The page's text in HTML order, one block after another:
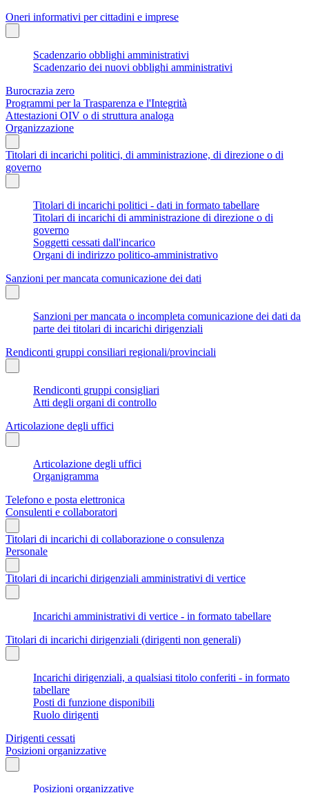
Oneri informativi per cittadini e imprese
Scadenzario obblighi amministrativi
Scadenzario dei nuovi obblighi amministrativi
Burocrazia zero
Programmi per la Trasparenza e l'Integrità
Attestazioni OIV o di struttura analoga
Organizzazione
Titolari di incarichi politici, di amministrazione, di direzione o di
governo
Titolari di incarichi politici - dati in formato tabellare
Titolari di incarichi di amministrazione di direzione o di
governo
Soggetti cessati dall'incarico
Organi di indirizzo politico-amministrativo
Sanzioni per mancata comunicazione dei dati
Sanzioni per mancata o incompleta comunicazione dei dati da
parte dei titolari di incarichi dirigenziali
Rendiconti gruppi consiliari regionali/provinciali
Rendiconti gruppi consigliari
Atti degli organi di controllo
Articolazione degli uffici
Articolazione degli uffici
Organigramma
Telefono e posta elettronica
Consulenti e collaboratori
Titolari di incarichi di collaborazione o consulenza
Personale
Titolari di incarichi dirigenziali amministrativi di vertice
Incarichi amministrativi di vertice - in formato tabellare
Titolari di incarichi dirigenziali (dirigenti non generali)
Incarichi dirigenziali, a qualsiasi titolo conferiti - in formato
tabellare
Posti di funzione disponibili
Ruolo dirigenti
Dirigenti cessati
Posizioni organizzative
Posizioni organizzative